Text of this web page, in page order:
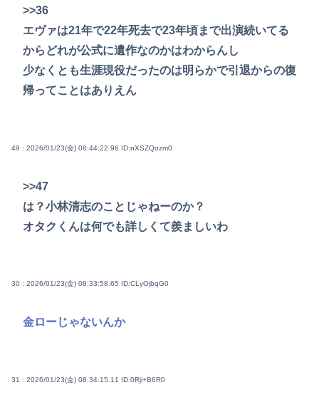
>>36
エヴァは21年で22年死去で23年頃まで出演続いてる
からどれが公式に遺作なのかはわからんし
少なくとも生涯現役だったのは明らかで引退からの復
帰ってことはありえん
49 : 2026/01/23(金) 08:44:22.96 ID:nXSZQozm0
>>47
は？小林清志のことじゃねーのか？
オタクくんは何でも詳しくて羨ましいわ
30 : 2026/01/23(金) 08:33:58.65 ID:CLyOjbqG0
金ローじゃないんか
31 : 2026/01/23(金) 08:34:15.11 ID:0Rji+B6R0